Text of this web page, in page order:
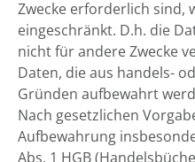
Zwecke erforderlich sind,
eingeschränkt. D.h. die
nicht für andere Zwecke
Daten, die aus handels-
Gründen aufbewahrt
Nach gesetzlichen
Aufbewahrung
Abs. 1 HGB